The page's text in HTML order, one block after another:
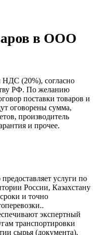
в ООО
НДС (20%), согласно
РФ. По желанию
поставки товаров и
оговорены сумма,
производитель
и прочее.
услуги по
России, Казахстану
и точно
экспертный
транспортировки
сырья (документа),